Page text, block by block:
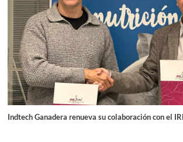
Indtech Ganadera renueva su colaboración con el